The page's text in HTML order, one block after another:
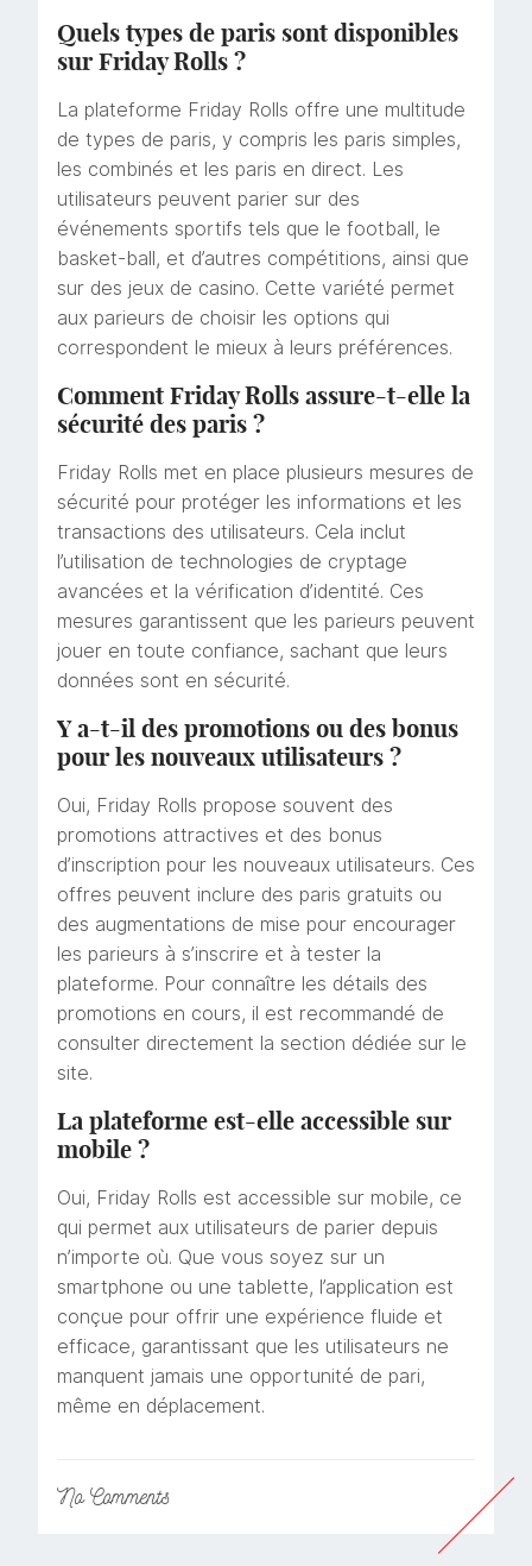
Quels types de paris sont disponibles
sur Friday Rolls ?
La plateforme Friday Rolls offre une multitude
de types de paris, y compris les paris simples,
les combinés et les paris en direct. Les
utilisateurs peuvent parier sur des
événements sportifs tels que le football, le
basket-ball, et d’autres compétitions, ainsi que
sur des jeux de casino. Cette variété permet
aux parieurs de choisir les options qui
correspondent le mieux à leurs préférences.
Comment Friday Rolls assure-t-elle la
sécurité des paris ?
Friday Rolls met en place plusieurs mesures de
sécurité pour protéger les informations et les
transactions des utilisateurs. Cela inclut
l’utilisation de technologies de cryptage
avancées et la vérification d’identité. Ces
mesures garantissent que les parieurs peuvent
jouer en toute confiance, sachant que leurs
données sont en sécurité.
Y a-t-il des promotions ou des bonus
pour les nouveaux utilisateurs ?
Oui, Friday Rolls propose souvent des
promotions attractives et des bonus
d’inscription pour les nouveaux utilisateurs. Ces
offres peuvent inclure des paris gratuits ou
des augmentations de mise pour encourager
les parieurs à s’inscrire et à tester la
plateforme. Pour connaître les détails des
promotions en cours, il est recommandé de
consulter directement la section dédiée sur le
site.
La plateforme est-elle accessible sur
mobile ?
Oui, Friday Rolls est accessible sur mobile, ce
qui permet aux utilisateurs de parier depuis
n’importe où. Que vous soyez sur un
smartphone ou une tablette, l’application est
conçue pour offrir une expérience fluide et
efficace, garantissant que les utilisateurs ne
manquent jamais une opportunité de pari,
même en déplacement.
NoComments